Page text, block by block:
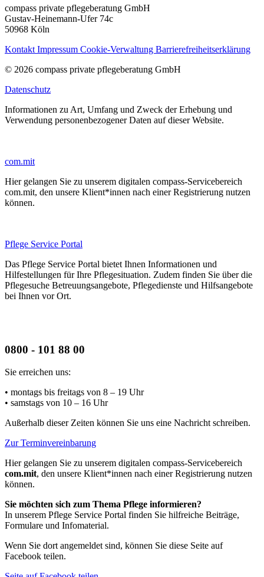
compass private pflegeberatung GmbH
Gustav-Heinemann-Ufer 74c
50968 Köln
Kontakt Impressum Cookie-Verwaltung Barrierefreiheitserklärung
© 2026 compass private pflegeberatung GmbH
Datenschutz
Informationen zu Art, Umfang und Zweck der Erhebung und
Verwendung personenbezogener Daten auf dieser Website.
com.mit
Hier gelangen Sie zu unserem digitalen compass-Servicebereich
com.mit, den unsere Klient*innen nach einer Registrierung nutzen
können.
Pflege Service Portal
Das Pflege Service Portal bietet Ihnen Informationen und
Hilfestellungen für Ihre Pflegesituation. Zudem finden Sie über die
Pflegesuche Betreuungsangebote, Pflegedienste und Hilfsangebote
bei Ihnen vor Ort.
0800 - 101 88 00
Sie erreichen uns:
• montags bis freitags von 8 – 19 Uhr
• samstags von 10 – 16 Uhr
Außerhalb dieser Zeiten können Sie uns eine Nachricht schreiben.
Zur Terminvereinbarung
Hier gelangen Sie zu unserem digitalen compass-Servicebereich
com.mit, den unsere Klient*innen nach einer Registrierung nutzen
können.
Sie möchten sich zum Thema Pflege informieren?
In unserem Pflege Service Portal finden Sie hilfreiche Beiträge,
Formulare und Infomaterial.
Wenn Sie dort angemeldet sind, können Sie diese Seite auf
Facebook teilen.